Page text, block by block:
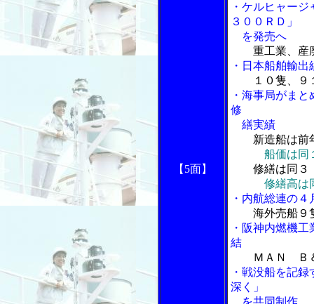
【5面】
・ケルヒャー
３００ＲＤ」
を発売へ
重工業、産
・日本船舶輸
１０隻、
・海事局がま
修
繕実績
新造船は前
船価は同
修繕は同３
修繕高は
・内航総連の
海外売船９
・阪神内燃機
結
ＭＡＮ Ｂ
・戦没船を記
深く」
を共同制作